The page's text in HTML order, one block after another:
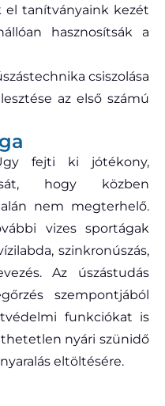
el tanítványaink kezét
hasznosítsák a
csiszolása
az első számú
fejti ki jótékony,
hogy közben
nem megterhelő.
vizes sportágak
szinkronúszás,
Az úszástudás
szempontjából
funkciókat is
nyári szünidő
eltöltésére.